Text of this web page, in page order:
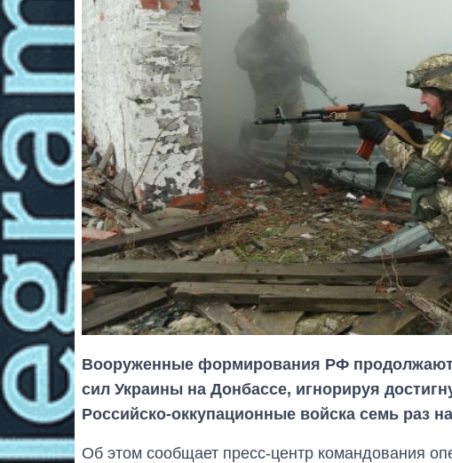
Вооруженные формирования РФ
сил Украины на Донбассе, игнорируя
Российско-оккупационные войска семь раз
Об этом сообщает пресс-центр командования